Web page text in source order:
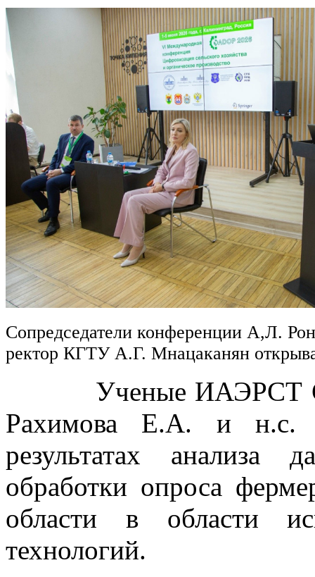
Сопредседатели конференции А,Л.
ректор КГТУ А.Г. Мнацаканян
Ученые ИАЭРСТ
Рахимова Е.А. и н.с.
результатах
обработки опроса
области в области
технологий.